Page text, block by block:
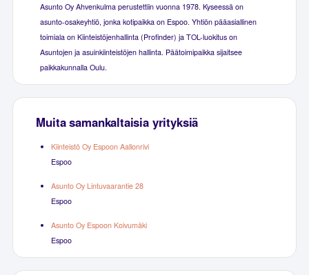
Asunto Oy Ahvenkulma perustettiin vuonna 1978. Kyseessä on
asunto-osakeyhtiö, jonka kotipaikka on Espoo. Yhtiön pääasiallinen
toimiala on Kiinteistöjenhallinta (Profinder) ja TOL-luokitus on
Asuntojen ja asuinkiinteistöjen hallinta. Päätoimipaikka sijaitsee
paikkakunnalla Oulu.
Muita samankaltaisia yrityksiä
Kiinteistö Oy Espoon Aallonrivi
Espoo
Asunto Oy Lintuvaarantie 28
Espoo
Asunto Oy Espoon Koivumäki
Espoo